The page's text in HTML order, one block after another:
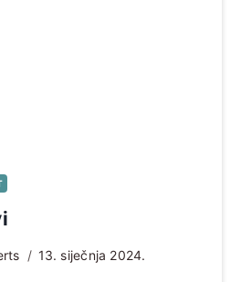
13. siječnja 2024.